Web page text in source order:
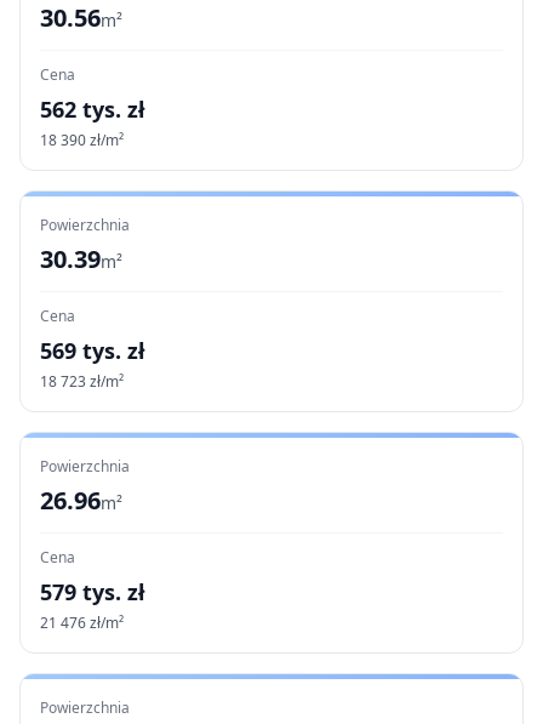
30.56m²
Cena
562 tys. zł
18 390zł/m²
Powierzchnia
30.39m²
Cena
569 tys. zł
18 723zł/m²
Powierzchnia
26.96m²
Cena
579 tys. zł
21 476zł/m²
Powierzchnia